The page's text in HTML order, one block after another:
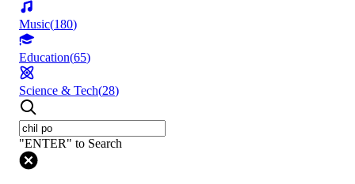
Music(180)
Education(65)
Science & Tech(28)
"ENTER" to Search